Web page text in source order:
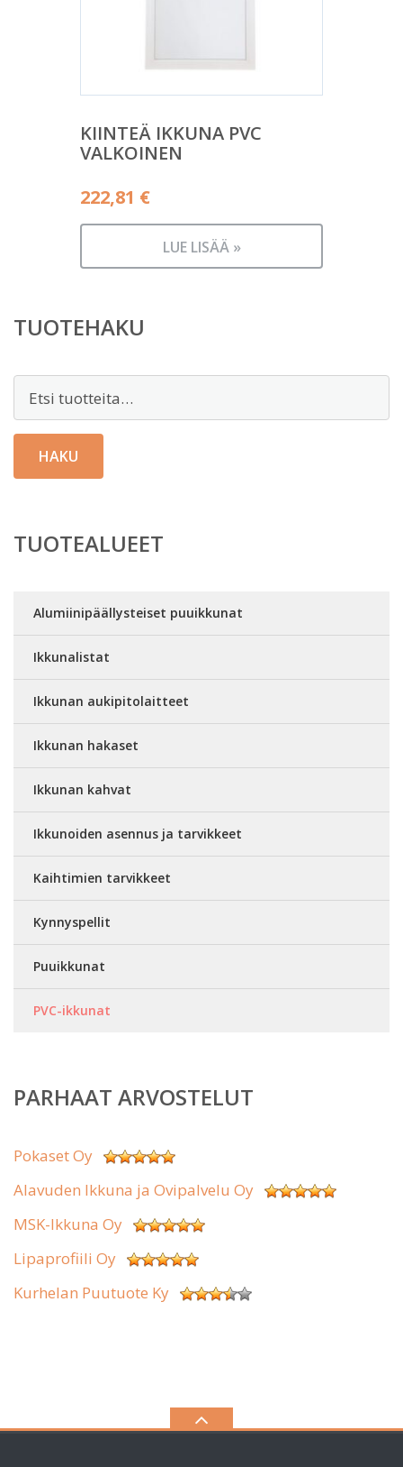
KIINTEÄ IKKUNA PVC
VALKOINEN
222,81 €
LUE LISÄÄ »
TUOTEHAKU
HAKU
TUOTEALUEET
Alumiinipäällysteiset puuikkunat
Ikkunalistat
Ikkunan aukipitolaitteet
Ikkunan hakaset
Ikkunan kahvat
Ikkunoiden asennus ja tarvikkeet
Kaihtimien tarvikkeet
Kynnyspellit
Puuikkunat
PVC-ikkunat
PARHAAT ARVOSTELUT
Pokaset Oy
Alavuden Ikkuna ja Ovipalvelu Oy
MSK-Ikkuna Oy
Lipaprofiili Oy
Kurhelan Puutuote Ky